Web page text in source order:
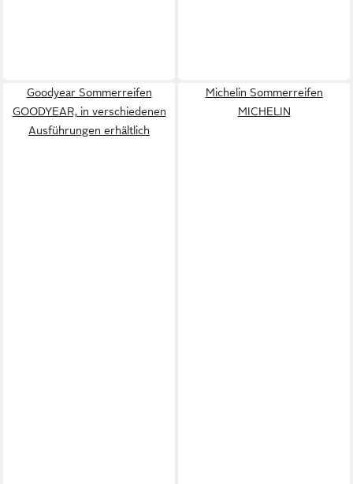
Goodyear Sommerreifen
GOODYEAR, in verschiedenen
Ausführungen erhältlich
Michelin Sommerreifen
MICHELIN